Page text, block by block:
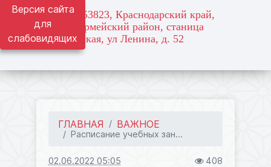
Версия сайта
для
слабовидящих
адрес: 353823, Краснодарский край,
Красноармейский район, станица
Марьянская, ул Ленина, д. 52
ГЛАВНАЯ ВАЖНОЕ
Расписание учебных зан...
02.06.2022 05:05 408